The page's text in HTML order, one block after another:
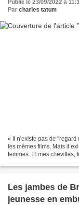
Publié le 23/09/2022 à
Par charles tatum
« Il n'existe pas de
les mêmes films. Mais il
femmes. Et mes chevilles,
Les jambes de
jeunesse en